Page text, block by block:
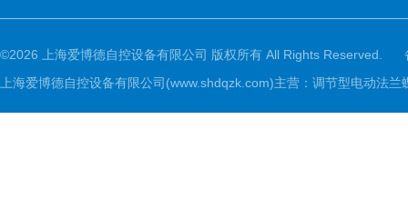
©2026 上海爱博德自控设备有限公司 版权所有 All Rights Reserved.
上海爱博德自控设备有限公司(www.shdqzk.com)主营：调节型电动法